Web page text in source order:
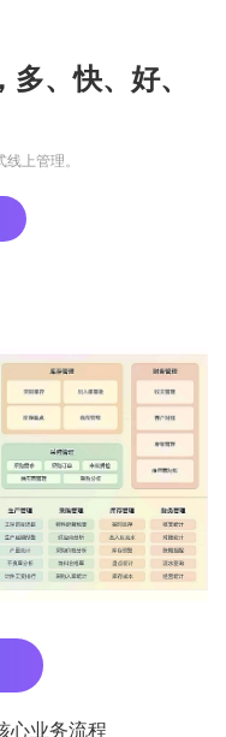
、快、好、
上管理。
心业务流程